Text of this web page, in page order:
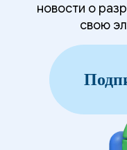
новости о
свою